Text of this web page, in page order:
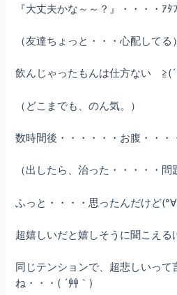
『大丈夫かな～～？』・・・・ｱ
（友達ちょっと・・・心配してる）
飲んじゃったもんは仕方ない
（どこまでも、のん気。）
数時間後・・・・・・お腹・・
（出したら、治った・・・・・問
ふっと・・・・思ったんだけど
超嬉しいだと嬉しそうに聞こえる
同じテンションで、超悲しいって
ね・・・( ´艸｀)